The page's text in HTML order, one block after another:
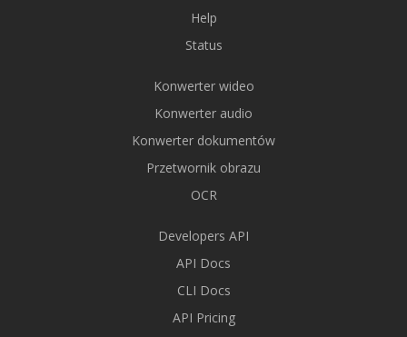
Help
Status
Konwerter wideo
Konwerter audio
Konwerter dokumentów
Przetwornik obrazu
OCR
Developers API
API Docs
CLI Docs
API Pricing